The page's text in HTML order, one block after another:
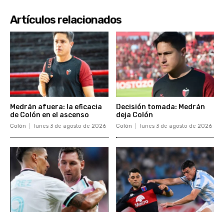
Artículos relacionados
Medrán afuera: la eficacia
de Colón en el ascenso
Colón lunes 3 de agosto de 2026
Decisión tomada: Medrán
deja Colón
Colón lunes 3 de agosto de 2026